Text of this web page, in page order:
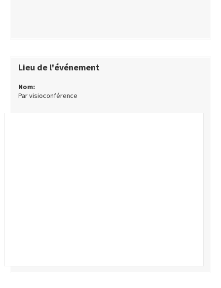
Lieu de l'événement
Nom:
Par visioconférence